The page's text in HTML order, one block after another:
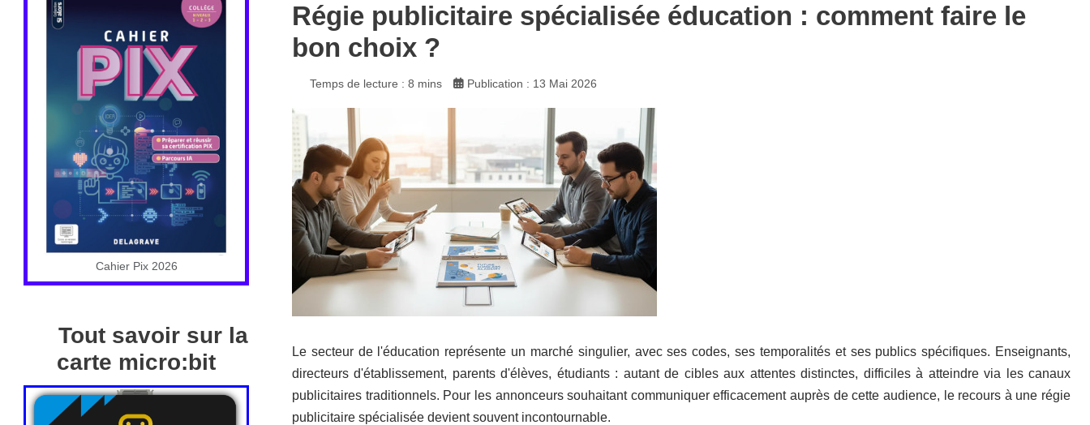
Cahier Pix 2026
Tout savoir sur la
carte micro:bit
Régie publicitaire spécialisée éducation : comment faire le
bon choix ?
Temps de lecture : 8 mins Publication : 13 Mai 2026
Le secteur de l'éducation représente un marché singulier, avec ses codes, ses temporalités et ses publics spécifiques. Enseignants,
directeurs d'établissement, parents d'élèves, étudiants : autant de cibles aux attentes distinctes, difficiles à atteindre via les canaux
publicitaires traditionnels. Pour les annonceurs souhaitant communiquer efficacement auprès de cette audience, le recours à une régie
publicitaire spécialisée devient souvent incontournable.